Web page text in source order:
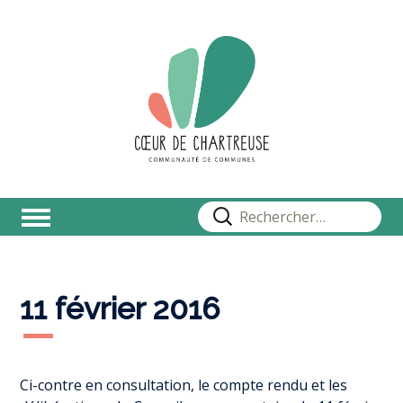
Rechercher :
11 février 2016
Ci-contre en consultation, le compte rendu et les